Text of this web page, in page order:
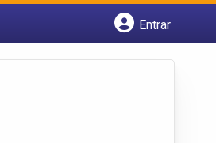
Entrar